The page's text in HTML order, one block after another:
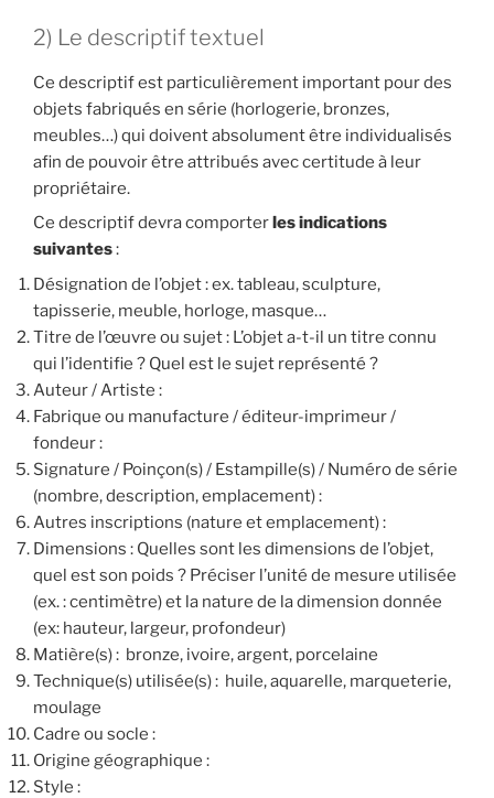
2) Le descriptif textuel
Ce descriptif est particulièrement important pour des
objets fabriqués en série (horlogerie, bronzes,
meubles…) qui doivent absolument être individualisés
afin de pouvoir être attribués avec certitude à leur
propriétaire.
Ce descriptif devra comporterles indications
suivantes:
Désignation de l’objet : ex. tableau, sculpture,
tapisserie, meuble, horloge, masque…
Titre de l’œuvre ou sujet : L’objet a-t-il un titre connu
qui l’identifie ? Quel est le sujet représenté ?
Auteur / Artiste :
Fabrique ou manufacture / éditeur-imprimeur /
fondeur :
Signature / Poinçon(s) / Estampille(s) / Numéro de série
(nombre, description, emplacement) :
Autres inscriptions (nature et emplacement) :
Dimensions : Quelles sont les dimensions de l’objet,
quel est son poids ? Préciser l’unité de mesure utilisée
(ex. : centimètre) et la nature de la dimension donnée
(ex: hauteur, largeur, profondeur)
Matière(s) : bronze, ivoire, argent, porcelaine
Technique(s) utilisée(s) : huile, aquarelle, marqueterie,
moulage
Cadre ou socle :
Origine géographique :
Style :